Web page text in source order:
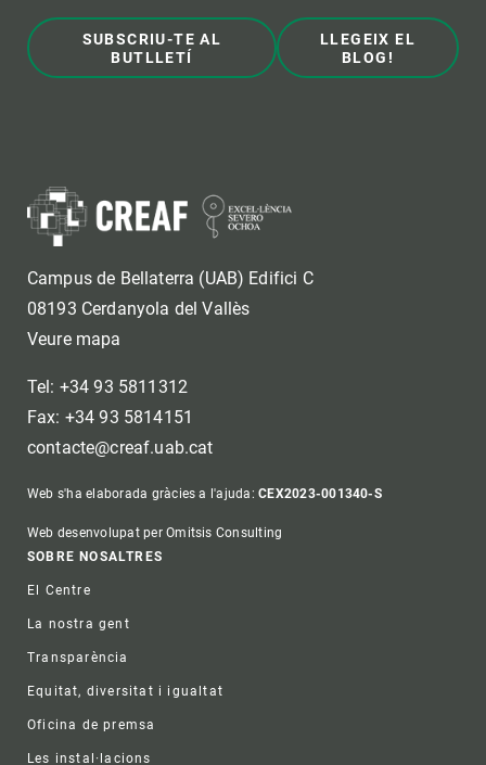
SUBSCRIU-TE AL
BUTLLETÍ
LLEGEIX EL
BLOG!
Campus de Bellaterra (UAB) Edifici C
08193 Cerdanyola del Vallès
Veure mapa
Tel: +34 93 5811312
Fax: +34 93 5814151
contacte@creaf.uab.cat
Web s'ha elaborada gràcies a l'ajuda:CEX2023-001340-S
Web desenvolupat per Omitsis Consulting
Footer
SOBRE NOSALTRES
El Centre
La nostra gent
Transparència
Equitat, diversitat i igualtat
Oficina de premsa
Les instal·lacions